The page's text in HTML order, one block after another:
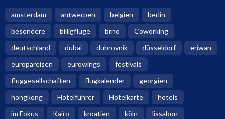
amsterdam antwerpen belgien
berlin
besondere
billigflüge brno
Coworking
deutschland
dubai dubrovnik düsseldorf
eriwan
europareisen
eurowings
festivals
fluggesellschaften
flugkalender
georgien
hongkong
Hotelführer Hotelkarte
hotels
im Fokus
Kairo kroatien köln
lissabon